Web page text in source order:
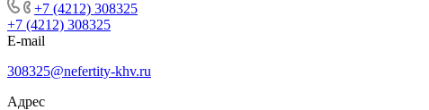
+7 (4212) 308325
+7 (4212) 308325
E-mail
308325@nefertity-khv.ru
Адрес